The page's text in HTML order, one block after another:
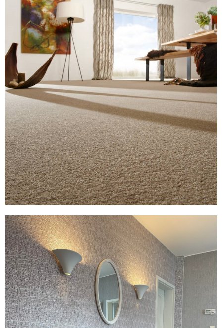
Ein behagliches und gesundes Wohnumfeld sind die
Voraussetzung dafür, dass wir uns in den eigenen vier
Wänden wohl fühlen. Eine große Rolle spielt dabei der
Bodenbelag.
Der Bodenkontakt wirkt sich ohne unser bewusstes Zutun
auf unser Befinden aus, und das kann man steuern.
Wärme und Kühle, Härte und Weichheit Raumschall oder
gedämpfte Akustik Weite und Nähe
.. das, und was Ihnen sonst noch wichtig ist, können wir
für eine gute Entscheidung mit in die Waagschale tun.
Ob Parkett, Laminat, Teppich, Linoleum, Kork oder ein
ganz individueller Designbelag – gemeinsam mit uns
finden Sie den Bodenbelag, der Ihren Ansprüchen gerecht
wird und perfekt zu Ihnen passt.
Textile Wandbespannung
Wenn der Mensch vor tausenden von Jahren seine
Behausung zu einem Zuhause machen wollte, legte er
Felle auf sein Stroh-Lager, hängte Felle vor den Eingang
und tapezierte auch die Wände damit. Kuschelig!
Das können wir heute besser, und bringen dafür
Wandbespannungs – Profile an, zwischen denen